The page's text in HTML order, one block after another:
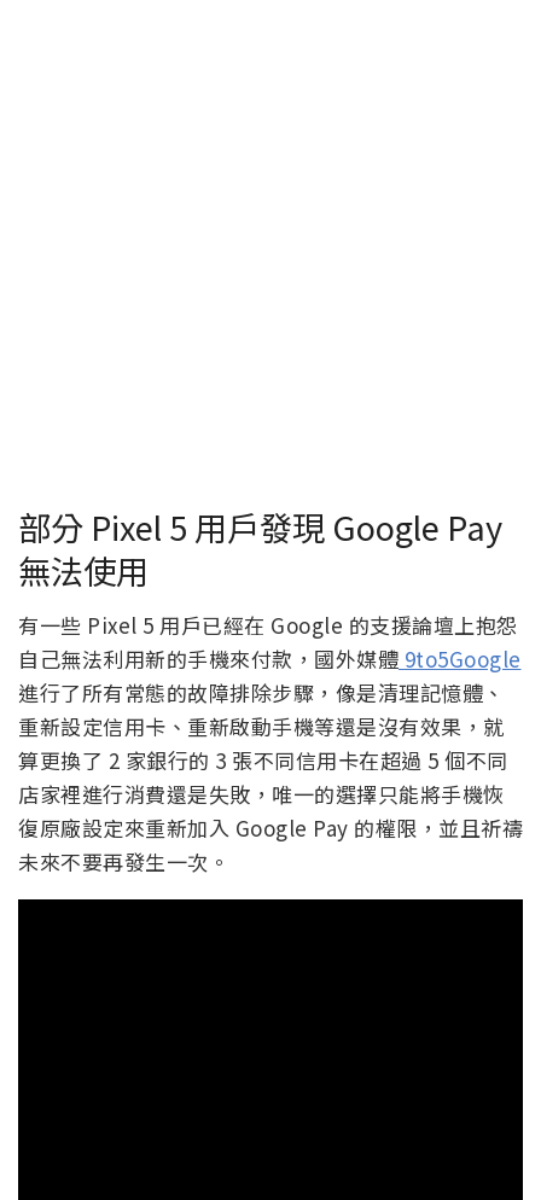
部分 Pixel 5 用戶發現 Google Pay
無法使用
有一些 Pixel 5 用戶已經在 Google 的支援論壇上抱怨
自己無法利用新的手機來付款，國外媒體 9to5Google
進行了所有常態的故障排除步驟，像是清理記憶體、
重新設定信用卡、重新啟動手機等還是沒有效果，就
算更換了 2 家銀行的 3 張不同信用卡在超過 5 個不同
店家裡進行消費還是失敗，唯一的選擇只能將手機恢
復原廠設定來重新加入 Google Pay 的權限，並且祈禱
未來不要再發生一次。